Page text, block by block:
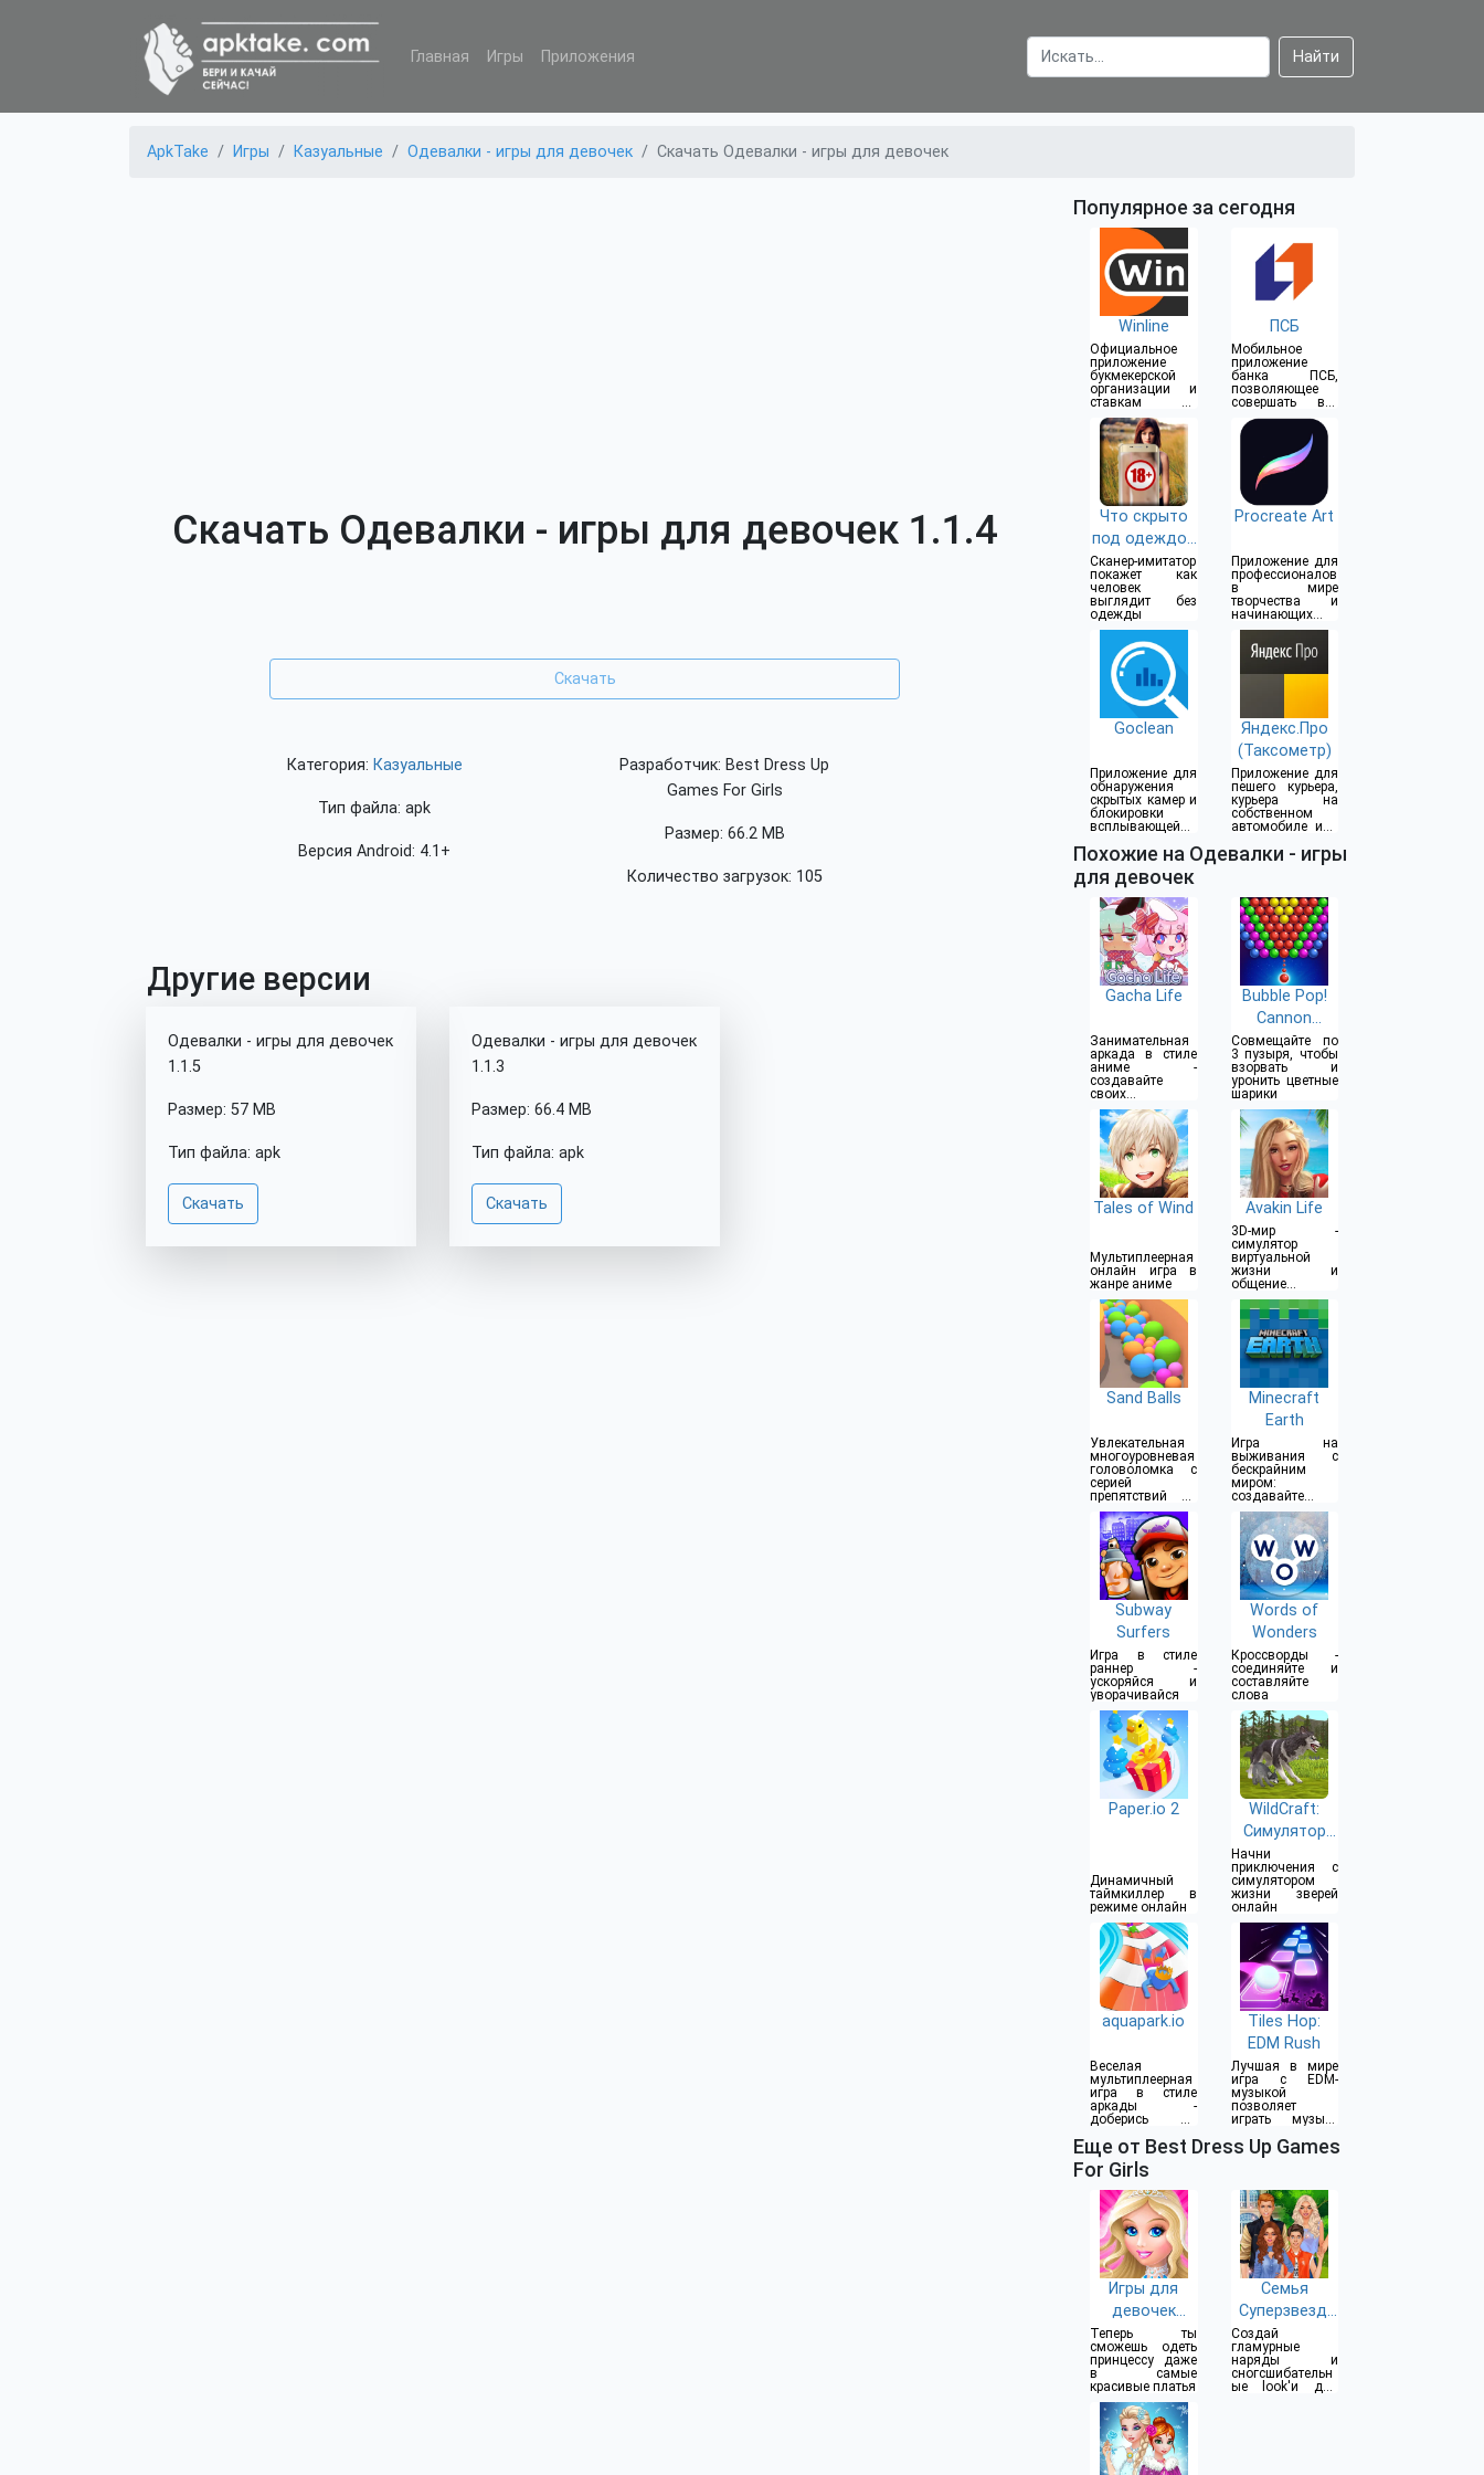
Главная Игры Приложения Найти
ApkTake Игры Казуальные Одевалки - игры для девочек Скачать Одевалки - игры для девочек
Скачать Одевалки - игры для девочек 1.1.4
Скачать
Категория: Казуальные
Тип файла: apk
Версия Android: 4.1+
Разработчик: Best Dress Up
Games For Girls
Размер: 66.2 MB
Количество загрузок: 105
Другие версии
Одевалки - игры для девочек
1.1.5
Размер: 57 MB
Тип файла: apk
Скачать
Одевалки - игры для девочек
1.1.3
Размер: 66.4 MB
Тип файла: apk
Скачать
Популярное за сегодня
Winline
Официальное
приложение
букмекерской
организации и
ставкам на
спорт
ПСБ
Мобильное
приложение
банка ПСБ,
позволяющее
совершать все
операции прямо
из дома
Что скрыто
под одеждой
(18+)
Сканер-имитатор
покажет как
человек
выглядит без
одежды
Procreate Art
Приложение для
профессионалов
в мире
творчества и
начинающих
художников
Goclean
Приложение для
обнаружения
скрытых камер и
блокировки
всплывающей
Яндекс.Про
(Таксометр)
Приложение для
пешего курьера,
курьера на
собственном
автомобиле или
Похожие на Одевалки - игры
для девочек
Gacha Life
Занимательная
аркада в стиле
аниме -
создавайте
своих
собственных
персонажей
Bubble Pop!
Cannon
Shooter
Совмещайте по
3 пузыря, чтобы
взорвать и
уронить цветные
шарики
Tales of Wind
Мультиплеерная
онлайн игра в
жанре аниме
Avakin Life
3D-мир -
симулятор
виртуальной
жизни и
общение с
миллионами
игроков
Sand Balls
Увлекательная
многоуровневая
головоломка с
серией
препятствий на
пути
Minecraft
Earth
Игра на
выживания с
бескрайним
миром:
создавайте
предметы,
собирайте
ресурсы
Subway
Surfers
Игра в стиле
раннер -
ускоряйся и
уворачивайся
Words of
Wonders
Кроссворды -
соединяйте и
составляйте
слова
Paper.io 2
Динамичный
таймкиллер в
режиме онлайн
WildCraft:
Симулятор
Зверей
Начни
приключения с
симулятором
жизни зверей
онлайн
aquapark.io
Веселая
мультиплеерная
игра в стиле
аркады -
доберись до
горки
Tiles Hop:
EDM Rush
Лучшая в мире
игра с EDM-
музыкой
позволяет
играть музыку
стилей
Еще от Best Dress Up Games
For Girls
Игры для
девочек
одевалки
Теперь ты
сможешь одеть
принцессу даже
в самые
красивые платья
Семья
Суперзвезд:
Одевалки
Создай
гламурные
наряды и
сногсшибательн
ые look'и для